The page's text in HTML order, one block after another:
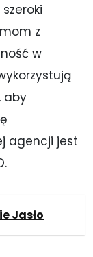
z
w
aby
agencji jest
Jasło